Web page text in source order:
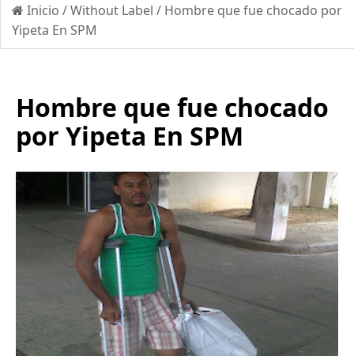
Inicio /Without Label / Hombre que fue chocado por
Yipeta En SPM
Hombre que fue chocado
por Yipeta En SPM